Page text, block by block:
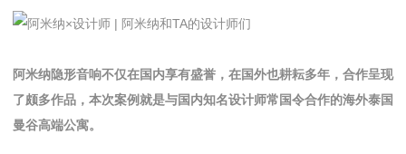
阿米纳隐形音响不仅在国内享有盛誉，在国外也耕耘多年，合作呈现
了颇多作品，本次案例就是与国内知名设计师常国令合作的海外泰国
曼谷高端公寓。